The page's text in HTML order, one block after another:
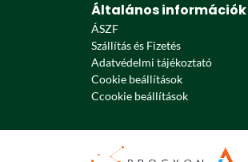
Általános információk
ÁSZF
Szállítás és Fizetés
Adatvédelmi tájékoztató
Cookie beállítások
Ccookie beállítások